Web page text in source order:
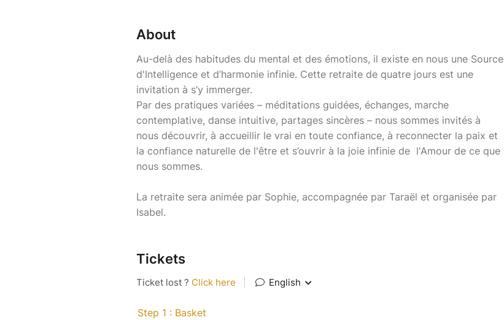
About
Au-delà des habitudes du mental et des émotions, il existe en nous une Source
d'Intelligence et d’harmonie infinie. Cette retraite de quatre jours est une
invitation à s’y immerger.
Par des pratiques variées – méditations guidées, échanges, marche
contemplative, danse intuitive, partages sincères – nous sommes invités à
nous découvrir, à accueillir le vrai en toute confiance, à reconnecter la paix et
la confiance naturelle de l'être et s’ouvrir à la joie infinie de l'Amour de ce que
nous sommes.
La retraite sera animée par Sophie, accompagnée par Taraël et organisée par
Isabel.
Tickets